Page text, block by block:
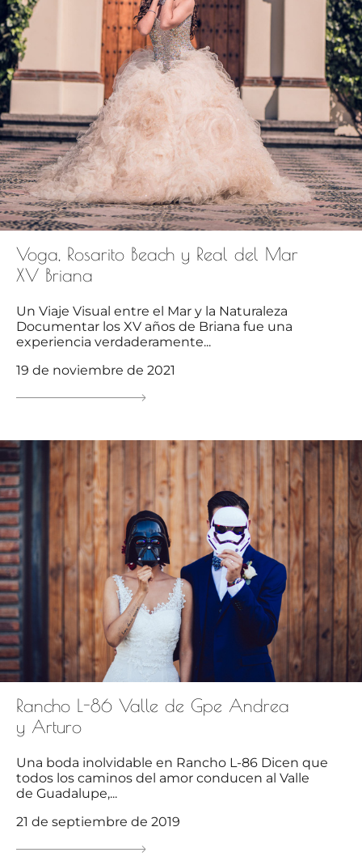
Voga, Rosarito Beach y Real del Mar
XV Briana
Un Viaje Visual entre el Mar y la Naturaleza
Documentar los XV años de Briana fue una
experiencia verdaderamente...
19 de noviembre de 2021
Rancho L-86 Valle de Gpe Andrea
y Arturo
Una boda inolvidable en Rancho L-86 Dicen que
todos los caminos del amor conducen al Valle
de Guadalupe,...
21 de septiembre de 2019